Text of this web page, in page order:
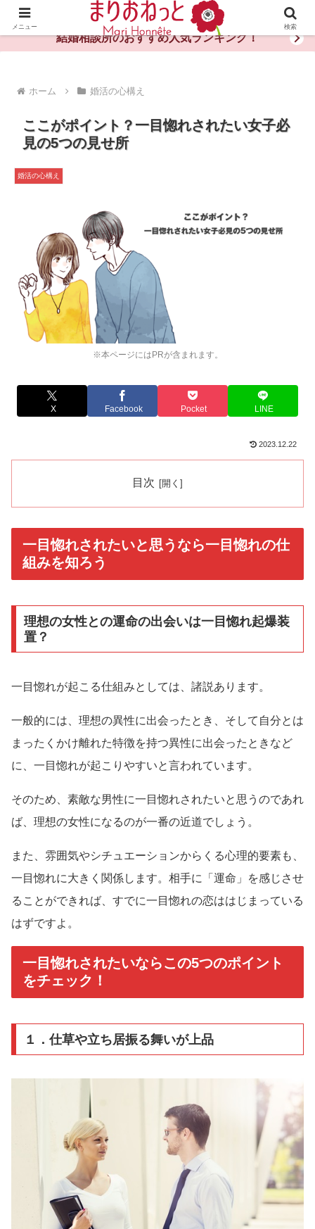
婚活や出会いの体験談・評判・秘訣がわかる情報サイト
結婚相談所のおすすめ人気ランキング！
ホーム 婚活の心構え
ここがポイント？一目惚れされたい女子必
見の5つの見せ所
※本ページにはPRが含まれます。
婚活の心構え
X Facebook Pocket LINE
2023.12.22
目次
一目惚れされたいと思うなら一目惚れの仕
組みを知ろう
理想の女性との運命の出会いは一目惚れ起爆装
置？
一目惚れが起こる仕組みとしては、諸説あります。
一般的には、理想の異性に出会ったとき、そして自分とは
まったくかけ離れた特徴を持つ異性に出会ったときなど
に、一目惚れが起こりやすいと言われています。
そのため、素敵な男性に一目惚れされたいと思うのであれ
ば、理想の女性になるのが一番の近道でしょう。
また、雰囲気やシチュエーションからくる心理的要素も、
一目惚れに大きく関係します。相手に「運命」を感じさせ
ることができれば、すでに一目惚れの恋ははじまっている
はずですよ。
一目惚れされたいならこの5つのポイント
をチェック！
１．仕草や立ち居振る舞いが上品
メニュー 検索